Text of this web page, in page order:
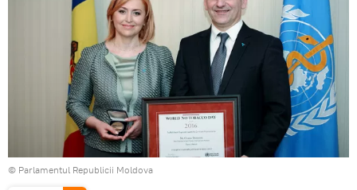
© Parlamentul Republicii Moldova